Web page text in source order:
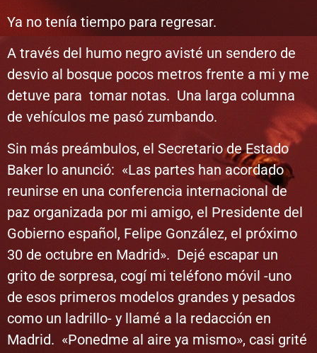
Ya no tenía tiempo para regresar.
A través del humo negro avisté un sendero de
desvio al bosque pocos metros frente a mi y me
detuve para tomar notas. Una larga columna
de vehículos me pasó zumbando.
Sin más preámbulos, el Secretario de Estado
Baker lo anunció: «Las partes han acordado
reunirse en una conferencia internacional de
paz organizada por mi amigo, el Presidente del
Gobierno español, Felipe González, el próximo
30 de octubre en Madrid». Dejé escapar un
grito de sorpresa, cogí mi teléfono móvil -uno
de esos primeros modelos grandes y pesados
como un ladrillo- y llamé a la redacción en
Madrid. «Ponedme al aire ya mismo», casi grité